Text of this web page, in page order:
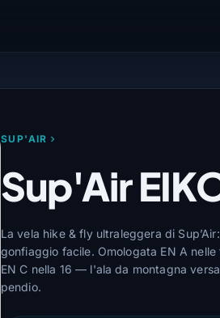
SUP'AIR
Sup'Air
La vela hike & fly ultraleggera di
gonfiaggio facile. Omologata EN A
EN C nella 16 — l'ala da montagna
pendio.